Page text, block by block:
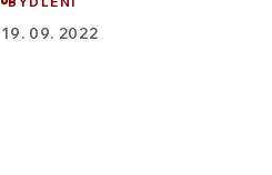
19. 09. 2022